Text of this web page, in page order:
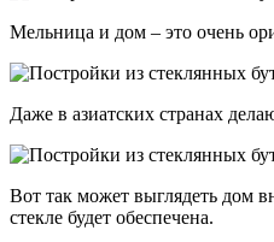
Мельница и дом – это очень
Даже в азиатских странах
Вот так может выглядеть дом
стекле будет обеспечена.